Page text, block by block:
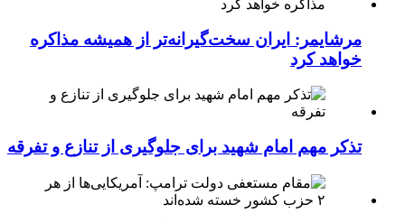
مرشایمر: ایران سخت‌گیرانه‌تر از همیشه مذاکره
خواهد کرد
تذکر مهم امام شهید برای جلوگیری از تنازع و تفرقه